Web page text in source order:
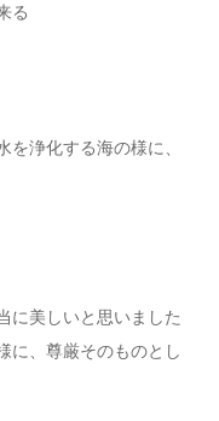
る
浄化する海の様に、
に美しいと思いました
に、尊厳そのものとし